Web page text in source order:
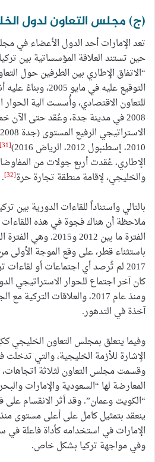
(ج) مجلس التعاون لدول
تعد الإمارات أحد الدول الأعضاء في
حين تستند العلاقة المؤسساتية بين
“الاتفاق الإطاري بين الطرفين حول
التوقيع عليه في مايو
للتعاون الاقتصادي، وأُسست آلية
2008 في مدينة جدة، وعُقد حتى
2010، إسطنبول 2012، الرياض 2016)
[31]
الإطاري، عُقدت أربع جولات من
والخليجي، لإقامة منطقة تجارة حرة[32]
.
بالتالي واستناداً للقاءات الدورية بين
ملاحظة أن هناك فجوة في هذه
الفترة ما بين 2012
باستثناء قطر، على وقع الموجة الأولى
2017 لم تُرصد أي اجتماعات أو
ومنذ عام 2017، والعلاقات
آخذة في التدهور.
وفيما يتعلق بمجلس التعاون الخليجي
الإشارة للأزمة الخليجية، والتي تدخلت
وقسمت مجلس التعاون لثلاثة اتجاهات،
المعارضة لها “السعودية والإمارات
“الكويت وعمان”. وقد أثر الانقسام على
الإمارات في استخدامه كأداة فاعلة في
وفي مواجهة تركيا بشكل خاص.